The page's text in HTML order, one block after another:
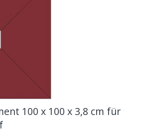
100 x 100 x 3,8 cm für